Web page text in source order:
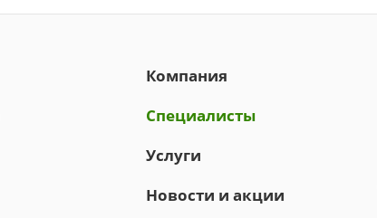
Компания
Специалисты
Услуги
Новости и акции